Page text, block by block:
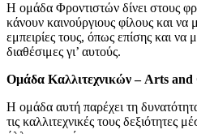
Η ομάδα Φροντιστών δίνει στους
κάνουν καινούργιους φίλους και να
εμπειρίες τους, όπως επίσης και να
διαθέσιμες γι’ αυτούς.
Ομάδα Καλλιτεχνικών – Arts
Η ομάδα αυτή παρέχει τη
τις καλλιτεχνικές τους δεξιότητες